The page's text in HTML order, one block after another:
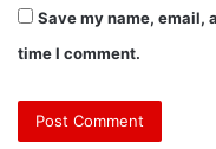
Save my name, email,
time I comment.